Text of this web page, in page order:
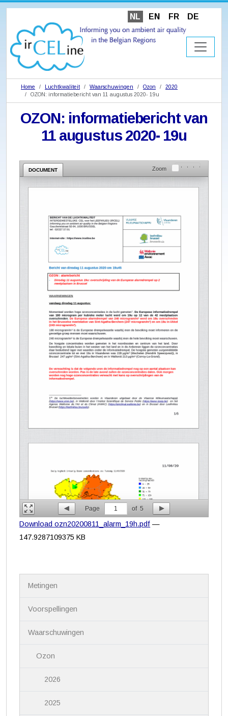
NL EN FR DE
Home Luchtkwaliteit Waarschuwingen Ozon
2020
OZON: informatiebericht van 11 augustus 2020- 19u
OZON: informatiebericht van
11 augustus 2020- 19u
DOCUMENT Zoom
Page 1 of 5
Download ozn20200811_alarm_19h.pdf —
147.9287109375 KB
Metingen
Voorspellingen
Waarschuwingen
Ozon
2026
2025